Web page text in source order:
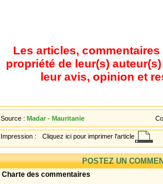
Les articles,
propriété de leur(s)
leur avis, opinion et
Source : Madar - Mauritanie
Impression : Cliquez ici pour imprimer l'article
POSTEZ UN
Charte des commentaires